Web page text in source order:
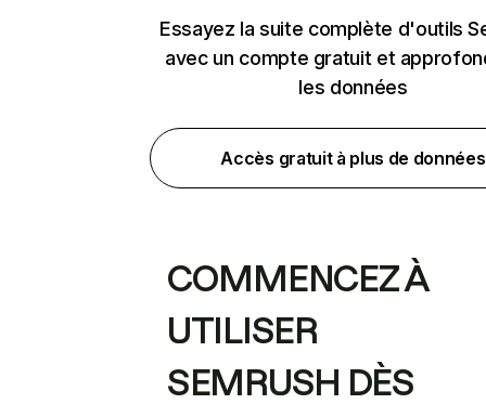
Essayez la suite complète d'outils
avec un compte gratuit et
les données
Accès gratuit à plus de données
COMMENCEZ À
UTILISER
SEMRUSH DÈS